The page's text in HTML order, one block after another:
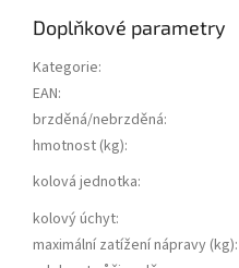
Doplňkové parametry
Kategorie:
EAN:
brzděná/nebrzděná:
hmotnost (kg):
kolová jednotka:
kolový úchyt:
maximální zatížení nápravy (kg):